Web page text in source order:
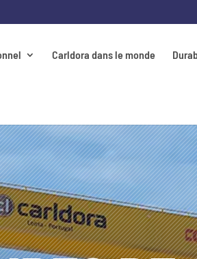
Carldora dans le monde